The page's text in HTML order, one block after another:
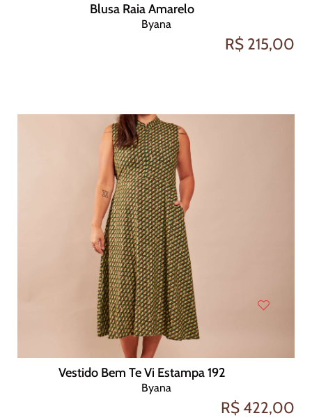
Blusa Raia Amarelo
Byana
R$ 215,00
Vestido Bem Te Vi Estampa 192
Byana
R$ 422,00